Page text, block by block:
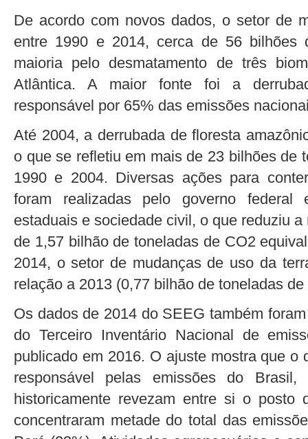
De acordo com novos dados, o setor de
entre 1990 e 2014, cerca de 56 bilhões
maioria pelo desmatamento de três
Atlântica. A maior fonte foi a
responsável por 65% das emissões
Até 2004, a derrubada de floresta
o que se refletiu em mais de 23 bilhões de
1990 e 2004. Diversas ações para
foram realizadas pelo governo
estaduais e sociedade civil, o que reduziu
de 1,57 bilhão de toneladas de CO2
2014, o setor de mudanças de uso da
relação a 2013 (0,77 bilhão de toneladas
Os dados de 2014 do SEEG também
do Terceiro Inventário Nacional de
publicado em 2016. O ajuste mostra que o
responsável pelas emissões do
historicamente revezam entre si o posto
concentraram metade do total das